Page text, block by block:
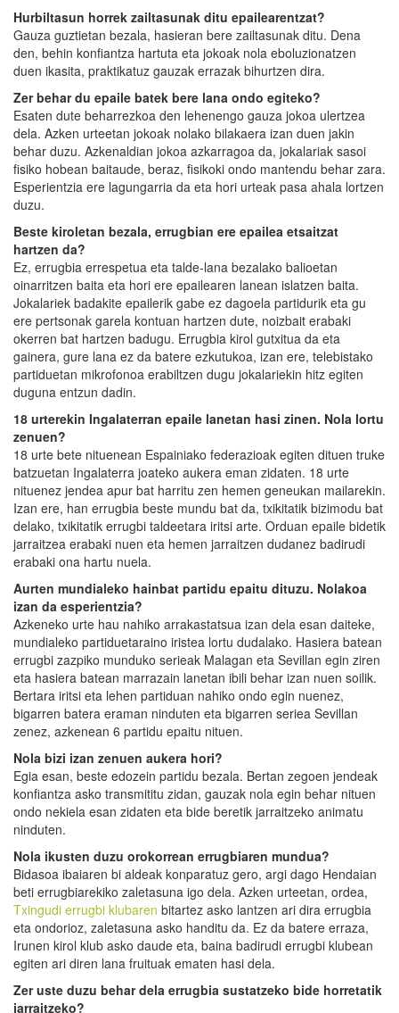
Hurbiltasun horrek zailtasunak ditu epailearentzat?
Gauza guztietan bezala, hasieran bere zailtasunak ditu. Dena
den, behin konfiantza hartuta eta jokoak nola eboluzionatzen
duen ikasita, praktikatuz gauzak errazak bihurtzen dira.
Zer behar du epaile batek bere lana ondo egiteko?
Esaten dute beharrezkoa den lehenengo gauza jokoa ulertzea
dela. Azken urteetan jokoak nolako bilakaera izan duen jakin
behar duzu. Azkenaldian jokoa azkarragoa da, jokalariak sasoi
fisiko hobean baitaude, beraz, fisikoki ondo mantendu behar zara.
Esperientzia ere lagungarria da eta hori urteak pasa ahala lortzen
duzu.
Beste kiroletan bezala, errugbian ere epailea etsaitzat
hartzen da?
Ez, errugbia errespetua eta talde-lana bezalako balioetan
oinarritzen baita eta hori ere epailearen lanean islatzen baita.
Jokalariek badakite epailerik gabe ez dagoela partidurik eta gu
ere pertsonak garela kontuan hartzen dute, noizbait erabaki
okerren bat hartzen badugu. Errugbia kirol gutxitua da eta
gainera, gure lana ez da batere ezkutukoa, izan ere, telebistako
partiduetan mikrofonoa erabiltzen dugu jokalariekin hitz egiten
duguna entzun dadin.
18 urterekin Ingalaterran epaile lanetan hasi zinen. Nola lortu
zenuen?
18 urte bete nituenean Espainiako federazioak egiten dituen truke
batzuetan Ingalaterra joateko aukera eman zidaten. 18 urte
nituenez jendea apur bat harritu zen hemen geneukan mailarekin.
Izan ere, han errugbia beste mundu bat da, txikitatik bizimodu bat
delako, txikitatik errugbi taldeetara iritsi arte. Orduan epaile bidetik
jarraitzea erabaki nuen eta hemen jarraitzen dudanez badirudi
erabaki ona hartu nuela.
Aurten mundialeko hainbat partidu epaitu dituzu. Nolakoa
izan da esperientzia?
Azkeneko urte hau nahiko arrakastatsua izan dela esan daiteke,
mundialeko partiduetaraino iristea lortu dudalako. Hasiera batean
errugbi zazpiko munduko serieak Malagan eta Sevillan egin ziren
eta hasiera batean marrazain lanetan ibili behar izan nuen soilik.
Bertara iritsi eta lehen partiduan nahiko ondo egin nuenez,
bigarren batera eraman ninduten eta bigarren seriea Sevillan
zenez, azkenean 6 partidu epaitu nituen.
Nola bizi izan zenuen aukera hori?
Egia esan, beste edozein partidu bezala. Bertan zegoen jendeak
konfiantza asko transmititu zidan, gauzak nola egin behar nituen
ondo nekiela esan zidaten eta bide beretik jarraitzeko animatu
ninduten.
Nola ikusten duzu orokorrean errugbiaren mundua?
Bidasoa ibaiaren bi aldeak konparatuz gero, argi dago Hendaian
beti errugbiarekiko zaletasuna igo dela. Azken urteetan, ordea,
Txingudi errugbi klubaren bitartez asko lantzen ari dira errugbia
eta ondorioz, zaletasuna asko handitu da. Ez da batere erraza,
Irunen kirol klub asko daude eta, baina badirudi errugbi klubean
egiten ari diren lana fruituak ematen hasi dela.
Zer uste duzu behar dela errugbia sustatzeko bide horretatik
jarraitzeko?